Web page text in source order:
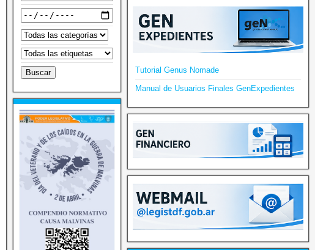
Tutorial Genus Nomade
Manual de Usuarios Finales GenExpedientes